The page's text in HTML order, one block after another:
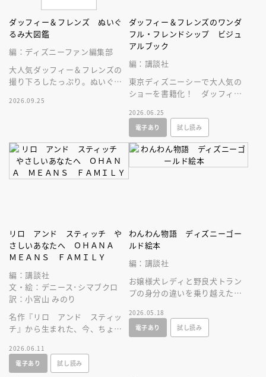
ダッフィー＆フレンズ ぬいぐ
るみ大図鑑
編：ディズニーファン編集部
大人気ダッフィー＆フレンズの
撮り下ろしたっぷり。ぬいぐる
2026.09.25
ダッフィー＆フレンズのワンダ
フル・フレンドシップ ビジュ
アルブック
編：講談社
東京ディズニーシーで大人気の
ショーを書籍化！ ダッフィー
い！ キャラクター紹介もある
よ♪
2026.06.25
電子あり
試し読み
リロ アンド スティッチ や
さしいあなたへ ＯＨＡＮＡ
ＭＥＡＮＳ ＦＡＭＩＬＹ
編：講談社
文・絵：デニース･シマブクロ
訳：小宮山 みのり
名作『リロ アンド スティッ
チ』から生まれた、今、ちょっ
／ギフトブック！
2026.06.11
電子あり
試し読み
わんわん物語 ディズニーゴー
ルド絵本
編：講談社
お嬢様犬レディと野良犬トラン
プの身分の違いを乗り越えた恋
ィを両はじから食べる有名なシ
ーンに注目！
2026.05.18
電子あり
試し読み